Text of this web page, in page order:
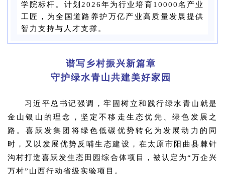
学院标杆。计划2026年为行业培育10000名产业
工匠，为全国道路养护万亿产业高质量发展提供
智力支持与人才支撑。
谱写乡村振兴新篇章
守护绿水青山共建美好家园
习近平总书记强调，牢固树立和践行绿水青山就是
金山银山的理念，坚定不移走生态优先、绿色发展之
路。喜跃发集团将绿色低碳优势转化为发展动力的同
时，又以发展优势反哺生态建设，在太原市阳曲县棘针
沟村打造喜跃发生态田园综合体项目，被认定为“万企兴
万村”山西行动省级实验项目。